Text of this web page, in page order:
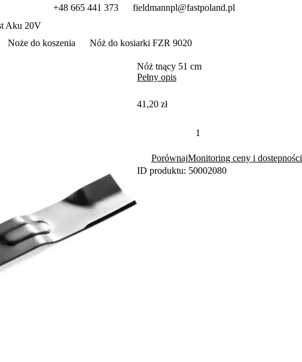
+48 665 441 373 fieldmannpl@fastpoland.pl
Aku 20V
Noże do koszenia
Nóż do kosiarki FZR 9020
Nóż tnący 51 cm
Pełny opis
41,20 zł
PorównajMonitoring ceny i dostępności
ID produktu: 50002080